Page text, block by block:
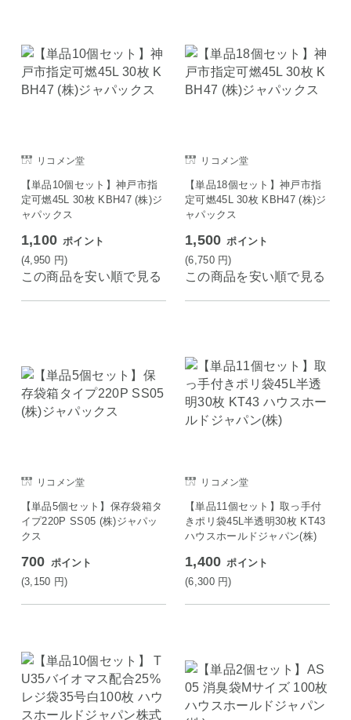
リコメン堂
【単品10個セット】神戸市指
定可燃45L 30枚 KBH47 (株)ジ
ャパックス
1,100 ポイント
(4,950 円)
この商品を安い順で見る
リコメン堂
【単品18個セット】神戸市指
定可燃45L 30枚 KBH47 (株)ジ
ャパックス
1,500 ポイント
(6,750 円)
この商品を安い順で見る
リコメン堂
【単品5個セット】保存袋箱タ
イプ220P SS05 (株)ジャパッ
クス
700 ポイント
(3,150 円)
リコメン堂
【単品11個セット】取っ手付
きポリ袋45L半透明30枚 KT43
ハウスホールドジャパン(株)
1,400 ポイント
(6,300 円)